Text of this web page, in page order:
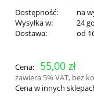
Dostępność:
na
Wysyłka w:
24
Dostawa:
od
Cena nie zawiera
Cena: 55,00 zł
zawiera 5% VAT, bez
Cena w innych